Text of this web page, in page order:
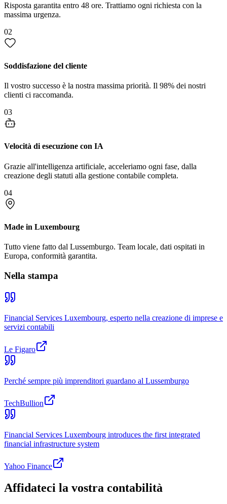
Risposta garantita entro 48 ore. Trattiamo ogni richiesta con la
massima urgenza.
02
Soddisfazione del cliente
Il vostro successo è la nostra massima priorità. Il 98% dei nostri
clienti ci raccomanda.
03
Velocità di esecuzione con IA
Grazie all'intelligenza artificiale, acceleriamo ogni fase, dalla
creazione degli statuti alla gestione contabile completa.
04
Made in Luxembourg
Tutto viene fatto dal Lussemburgo. Team locale, dati ospitati in
Europa, conformità garantita.
Nella stampa
Financial Services Luxembourg, esperto nella creazione di imprese e
servizi contabili
Le Figaro
Perché sempre più imprenditori guardano al Lussemburgo
TechBullion
Financial Services Luxembourg introduces the first integrated
financial infrastructure system
Yahoo Finance
Affidateci la vostra contabilità